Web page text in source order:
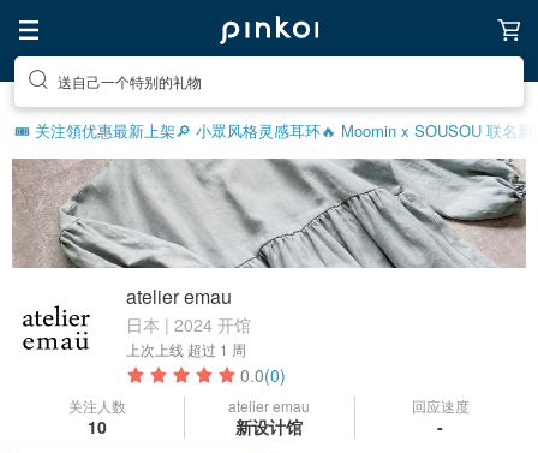
送自己一个特别的礼物
🎟️ 关注領优惠最新上架🔎 小眾风格灵感耳环🔥 Moomin x SOUSOU 联名新
atelier emau
日本 | 2024 开馆
上次上线 超过 1 周
0.0(0)
关注人数
10
atelier emau
新设计馆
回应速度
-